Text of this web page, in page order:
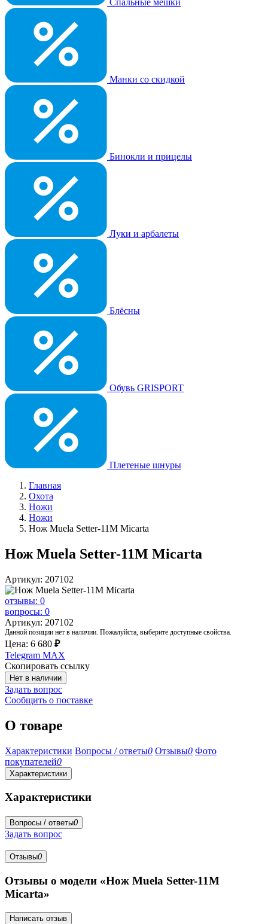
Спальные мешки
Манки со скидкой
Бинокли и прицелы
Луки и арбалеты
Блёсны
Обувь GRISPORT
Плетеные шнуры
Главная
Охота
Ножи
Ножи
Нож Muela Setter-11M Micarta
Нож Muela Setter-11M Micarta
Артикул: 207102
отзывы: 0
вопросы: 0
Артикул: 207102
Данной позиции нет в наличии. Пожалуйста, выберите доступные свойства.
Цена: 6 680 ₽
Telegram MAX
Скопировать ссылку
Нет в наличии
Задать вопрос
Сообщить о поставке
О товаре
Характеристики Вопросы / ответы0 Отзывы0 Фото
покупателей0
Характеристики
Характеристики
Вопросы / ответы0
Задать вопрос
Отзывы0
Отзывы о модели «Нож Muela Setter-11M
Micarta»
Написать отзыв